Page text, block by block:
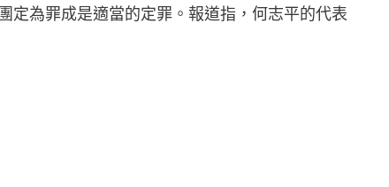
定為罪成是適當的定罪。報道指，何志平的代表